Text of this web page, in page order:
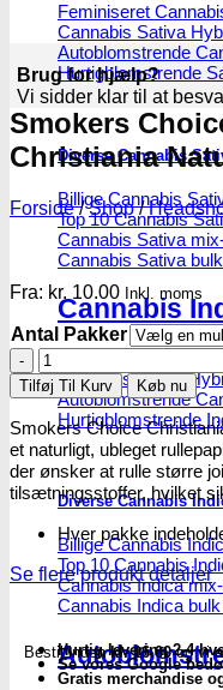
Feminiseret
Cannabis Sativa
Autoblomstrende
Hurtigblomstrende
Diverse Cannabis
Billige Cannabis
Top 10 Cannabis
Cannabis Sativa
Cannabis Sativa
Cannabis
Feminiseret
Cannabis Indica
Autoblomstrende
Hurtigblomstrende
Diverse Cannabis
Billige Cannabis
Top 10 Cannabis
Cannabis Indica
Cannabis Indica
Brug for hjælp?
Vi sidder klar til at
Smokers
Christiania
Forside / Shop /
Fra: kr. 10.00 Inkl. moms
Antal Pakker
Smokers
Choice
|
Jointpapir
-
Christiania
Natural
Super
King
Size
antal
Tilføj Til Kurv Køb nu
Smokers Choice
et naturligt, ubleget
der ønsker at rulle større
tilsætningsstoffer, hvilket
Hver pakke
Se flere produkt detaljer
Bestil indenkl. 16.00og vi
Hurtig levering 2-4
Se vores Google
Gratis merchandise